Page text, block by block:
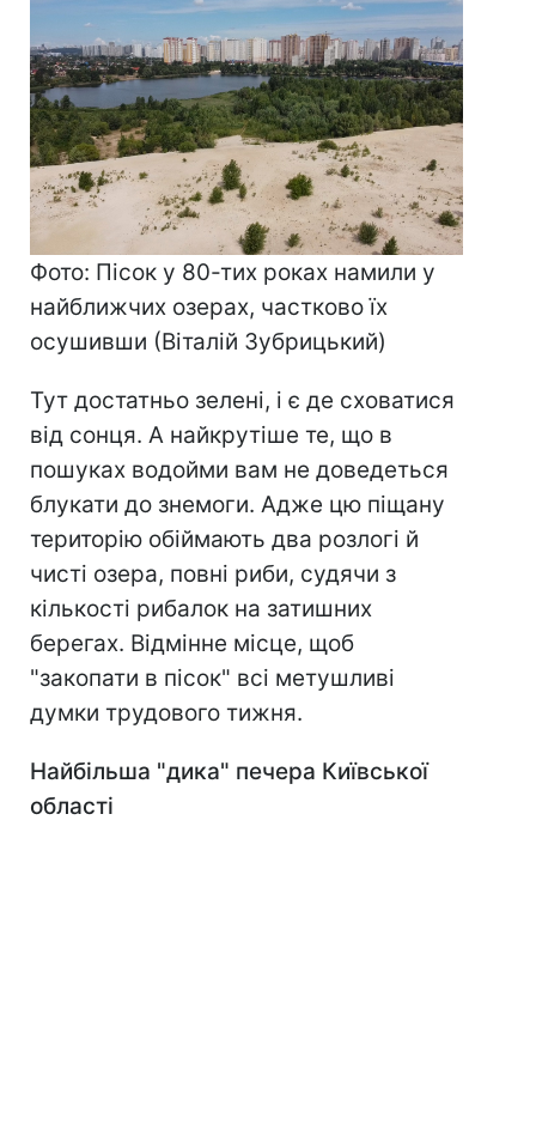
Фото: Пісок у 80-тих роках намили у
найближчих озерах, частково їх
осушивши (Віталій Зубрицький)
Тут достатньо зелені, і є де сховатися
від сонця. А найкрутіше те, що в
пошуках водойми вам не доведеться
блукати до знемоги. Адже цю піщану
територію обіймають два розлогі й
чисті озера, повні риби, судячи з
кількості рибалок на затишних
берегах. Відмінне місце, щоб
"закопати в пісок" всі метушливі
думки трудового тижня.
Найбільша "дика" печера Київської
області